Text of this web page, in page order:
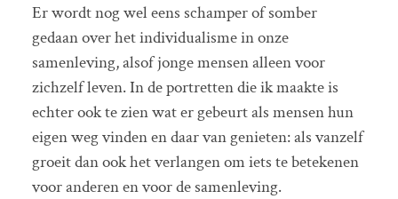
Er wordt nog wel eens schamper of somber
gedaan over het individualisme in onze
samenleving, alsof jonge mensen alleen voor
zichzelf leven. In de portretten die ik maakte is
echter ook te zien wat er gebeurt als mensen hun
eigen weg vinden en daar van genieten: als vanzelf
groeit dan ook het verlangen om iets te betekenen
voor anderen en voor de samenleving.